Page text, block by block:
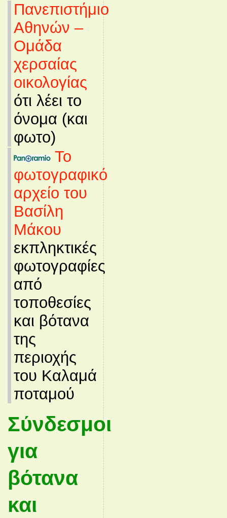
Πανεπιστήμιο
Αθηνών –
Ομάδα
χερσαίας
οικολογίας
ότι λέει το
όνομα (και
φωτο)
Το
φωτογραφικό
αρχείο του
Βασίλη
Μάκου
εκπληκτικές
φωτογραφίες
από
τοποθεσίες
και βότανα
της
περιοχής
του Καλαμά
ποταμού
Σύνδεσμοι
για
βότανα
και